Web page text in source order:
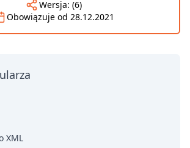
Wersja: (6)
Obowiązuje od 28.12.2021
XML